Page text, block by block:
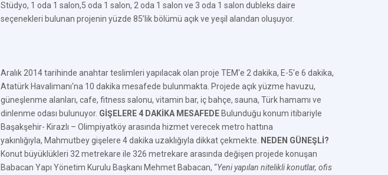
Stüdyo, 1 oda 1 salon,5 oda 1 salon, 2 oda 1 salon ve 3 oda 1 salon dubleks daire
seçenekleri bulunan projenin yüzde 85’lik bölümü açık ve yeşil alandan oluşuyor.
Aralık 2014 tarihinde anahtar teslimleri yapılacak olan proje TEM'e 2 dakika, E-5'e 6 dakika,
Atatürk Havalimanı'na 10 dakika mesafede bulunmakta. Projede açık yüzme havuzu,
güneşlenme alanları, cafe, fitness salonu, vitamin bar, iç bahçe, sauna, Türk hamamı ve
dinlenme odası bulunuyor. GİŞELERE 4 DAKİKA MESAFEDE Bulunduğu konum itibariyle
Başakşehir- Kirazlı – Olimpiyatköy arasında hizmet verecek metro hattına
yakınlığıyla, Mahmutbey gişelere 4 dakika uzaklığıyla dikkat çekmekte.
NEDEN GÜNEŞLİ?
Konut büyüklükleri 32 metrekare ile 326 metrekare arasında değişen projede konuşan
Babacan Yapı Yönetim Kurulu Başkanı Mehmet Babacan, “Yeni yapılan nitelikli konutlar, ofis